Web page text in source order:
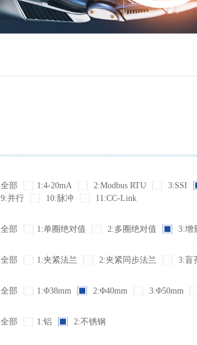
全部 1:4-20mA 2:Modbus RTU 3:SSI
9:并行
10:脉冲 11:CC-Link
全部 1:单圈绝对值 2:多圈绝对值 3:增
全部 1:夹紧法兰 2:夹紧同步法兰 3:盲
全部 1:Φ38mm 2:Φ40mm 3:Φ50mm
全部 1:铝 2:不锈钢